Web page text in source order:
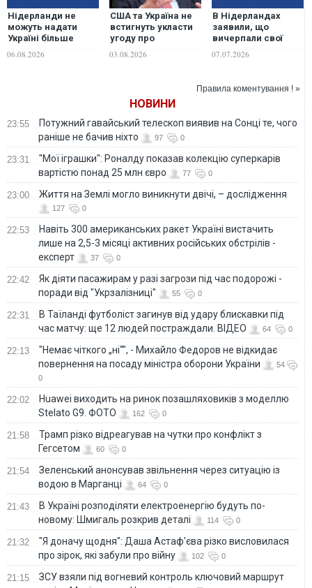
Нідерланди не
можуть надати
Україні більше
але відкриті до
06.08.2026
США та Україна не
встигнуть укласти
угоду про
до Patriot до цієї
03.08.2026
В Нідерландах
заявили, що
вичерпали свої
військової
07.07.2026
Правила коментування ! »
НОВИНИ
23:55
Потужний гавайський телескоп виявив на Сонці те, чого
раніше не бачив ніхто
97 0
23:31
"Мої іграшки": Роналду показав колекцію суперкарів
вартістю понад 25 млн євро
77 0
23:00 Життя на Землі могло виникнути двічі, – дослідження
127 0
22:53
Навіть 300 американських ракет Україні вистачить
лише на 2,5-3 місяці активних російських обстрілів -
експерт
37 0
22:42
Як діяти пасажирам у разі загрози під час подорожі -
поради від "Укрзалізниці"
55 0
22:31
В Таїланді футболіст загинув від удару блискавки під
час матчу: ще 12 людей постраждали. ВІДЕО
64 0
22:13
"Немає чіткого „ні“", - Михайло Федоров не відкидає
повернення на посаду міністра оборони України
54
0
22:02
Huawei виходить на ринок позашляховиків з моделлю
Stelato G9. ФОТО
162 0
21:58
Трамп різко відреагував на чутки про конфлікт з
Гегсетом
60 0
21:54
Зеленський анонсував звільнення через ситуацію із
водою в Марганці
64 0
21:43
В Україні розподіляти електроенергію будуть по-
новому: Шмигаль розкрив деталі
114 0
21:32
"Я доначу щодня": Даша Астаф'єва різко висловилася
про зірок, які забули про війну
102 0
21:15
ЗСУ взяли під вогневий контроль ключовий маршрут